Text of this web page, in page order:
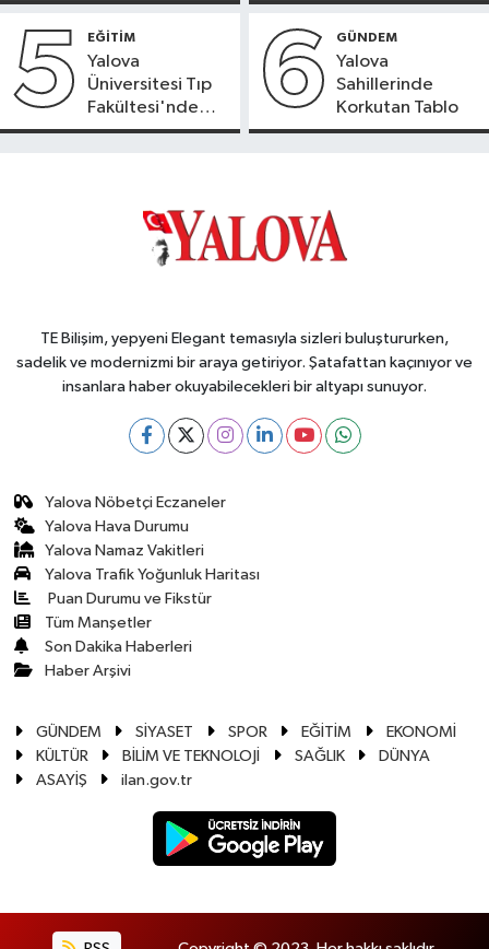
5 EĞİTİM
Yalova
Üniversitesi Tıp
Fakültesi'nde
Yeni Dönem
6 GÜNDEM
Yalova
Sahillerinde
Korkutan Tablo
TE Bilişim, yepyeni Elegant temasıyla sizleri buluştururken,
sadelik ve modernizmi bir araya getiriyor. Şatafattan kaçınıyor ve
insanlara haber okuyabilecekleri bir altyapı sunuyor.
Yalova Nöbetçi Eczaneler
Yalova Hava Durumu
Yalova Namaz Vakitleri
Yalova Trafik Yoğunluk Haritası
Puan Durumu ve Fikstür
Tüm Manşetler
Son Dakika Haberleri
Haber Arşivi
GÜNDEM SİYASET SPOR EĞİTİM
EKONOMİ
KÜLTÜR
BİLİM VE TEKNOLOJİ SAĞLIK
DÜNYA
ASAYİŞ
ilan.gov.tr